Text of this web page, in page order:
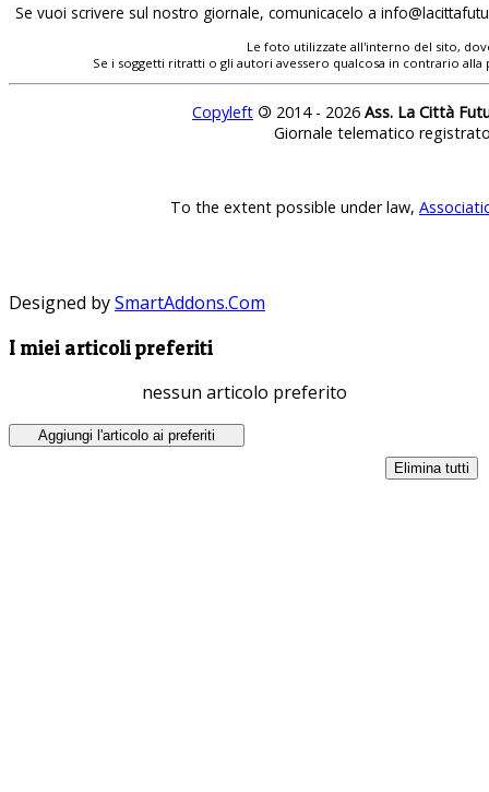
Se vuoi scrivere sul nostro giornale, comunicacelo a
Le foto utilizzate all'interno del sito,
Se i soggetti ritratti o gli autori avessero qualcosa in contrario
Copyleft © 2014 - 2026 Ass. La Città
Giornale telematico
To the extent possible under law,
Designed bySmartAddons.Com
I miei articoli preferiti
nessun articolo preferito